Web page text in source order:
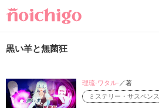
黒い羊と無菌狂
ミステリー・サスペンス
理琉-ワタル- ／著